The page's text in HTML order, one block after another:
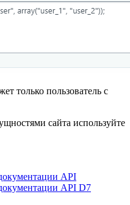
только пользователь с
сайта используйте
API
API D7